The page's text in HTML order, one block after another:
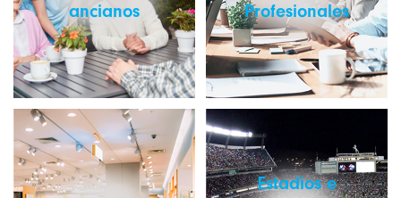
ancianos
Profesionales
Estadios e